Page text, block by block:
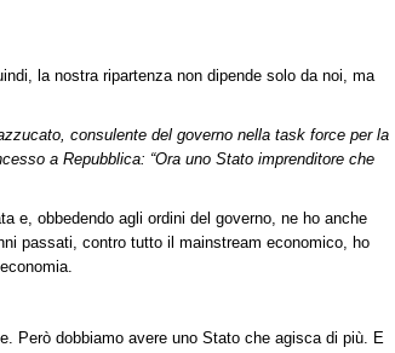
la nostra ripartenza non dipende solo da noi, ma
consulente del governo nella task force per la
a Repubblica: “Ora uno Stato imprenditore che
e, obbedendo agli ordini del governo, ne ho anche
passati, contro tutto il mainstream economico, ho
Però dobbiamo avere uno Stato che agisca di più. E